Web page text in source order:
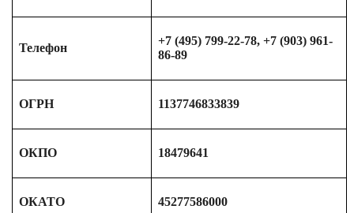
Телефон
+7 (495) 799-22-78, +7 (903) 961-
86-89
ОГРН 1137746833839
ОКПО 18479641
ОКАТО 45277586000